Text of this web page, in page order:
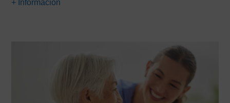
+ Información